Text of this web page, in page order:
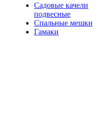
Садовые качели
подвесные
Спальные мешки
Гамаки